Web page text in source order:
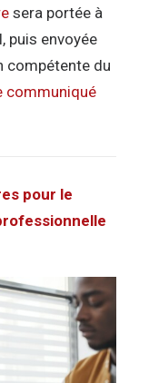
sera portée à
puis envoyée
compétente du
communiqué
pour le